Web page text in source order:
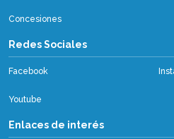
Concesiones
Redes Sociales
Facebook
Youtube
Enlaces de interés